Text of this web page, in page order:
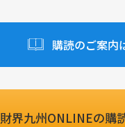
購読のご案内
財界九州ONLINEの購